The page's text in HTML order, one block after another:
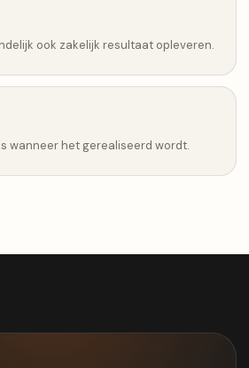
ook zakelijk resultaat opleveren.
wanneer het gerealiseerd wordt.